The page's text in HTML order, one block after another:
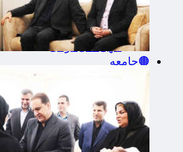
اخبار بورس
تبیلغات
استخدام
آگهی های دولتی
🟤جامعه
آموزش و پرورش
بهداشت و درمان
سلامت
سبک زندگی
حوادث، انتظامی